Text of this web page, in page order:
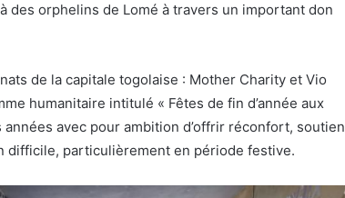
des orphelins de Lomé à travers un important don
de la capitale togolaise : Mother Charity et Vio
humanitaire intitulé « Fêtes de fin d’année aux
avec pour ambition d’offrir réconfort, soutien
difficile, particulièrement en période festive.